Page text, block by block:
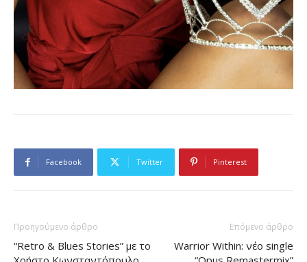
Facebook Twitter Pinterest
Προηγούμενο άρθρο
“Retro & Blues Stories” με το
Επόμενο άρθρο
Warrior Within: νέο single